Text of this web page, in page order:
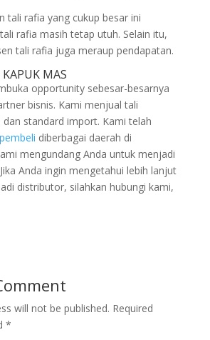
tali rafia yang cukup besar ini
rafia masih tetap utuh. Selain itu,
tali rafia juga meraup pendapatan.
MAS
opportunity sebesar-besarnya
bisnis. Kami menjual tali
standard import. Kami telah
pembeli diberbagai daerah di
mengundang Anda untuk menjadi
Anda ingin mengetahui lebih lanjut
distributor, silahkan hubungi kami,
will not be published. Required
*